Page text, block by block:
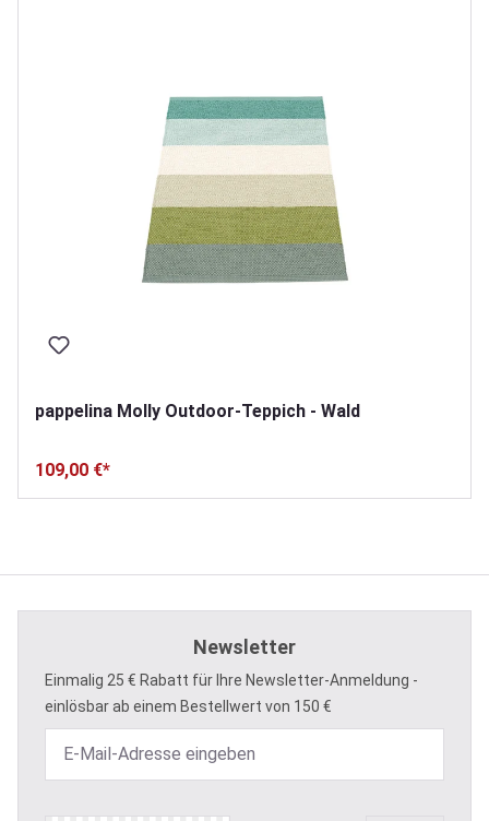
pappelina Molly Outdoor-Teppich - Wald
109,00 €*
Newsletter
Einmalig 25 € Rabatt für Ihre Newsletter-Anmeldung -
einlösbar ab einem Bestellwert von 150 €